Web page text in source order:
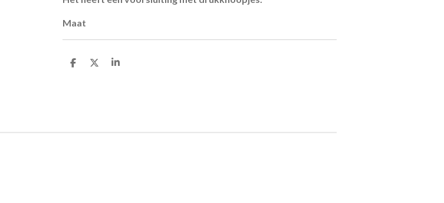
Maat
D
D
S